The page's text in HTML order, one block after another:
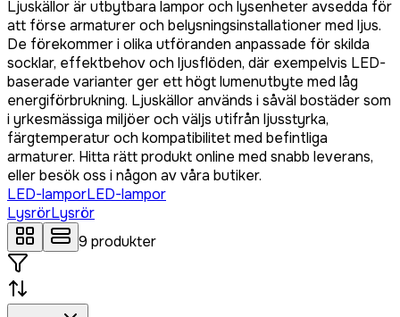
Ljuskällor är utbytbara lampor och lysenheter avsedda för
att förse armaturer och belysningsinstallationer med ljus.
De förekommer i olika utföranden anpassade för skilda
socklar, effektbehov och ljusflöden, där exempelvis LED-
baserade varianter ger ett högt lumenutbyte med låg
energiförbrukning. Ljuskällor används i såväl bostäder som
i yrkesmässiga miljöer och väljs utifrån ljusstyrka,
färgtemperatur och kompatibilitet med befintliga
armaturer. Hitta rätt produkt online med snabb leverans,
eller besök oss i någon av våra butiker.
LED-lamporLED-lampor
LysrörLysrör
9 produkter